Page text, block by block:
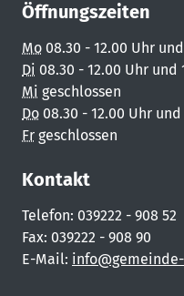
Öffnungszeiten
Mo 08.30 - 12.00 Uhr
Di 08.30 - 12.00 Uhr und
Mi geschlossen
Do 08.30 - 12.00 Uhr
Fr geschlossen
Kontakt
Telefon: 039222 - 908 52
Fax: 039222 - 908 90
E-Mail: